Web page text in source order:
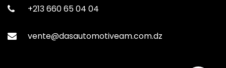
+213 660 65 04 04
vente@dasautomotiveam.com.dz